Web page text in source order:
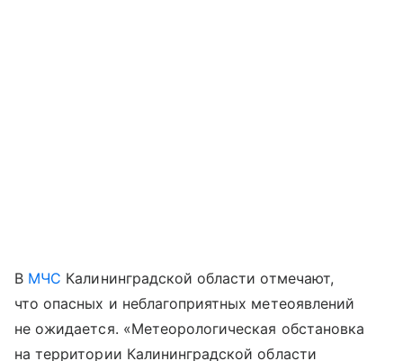
В МЧС Калининградской области отмечают,
что опасных и неблагоприятных метеоявлений
не ожидается. «Метеорологическая обстановка
на территории Калининградской области